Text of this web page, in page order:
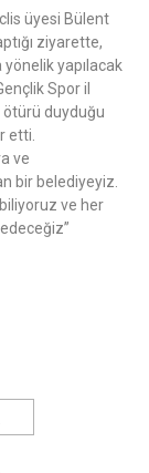
üyesi Bülent
ziyarette,
yönelik yapılacak
Spor il
duyduğu
etti.
ve
bir belediyeyiz.
ve her